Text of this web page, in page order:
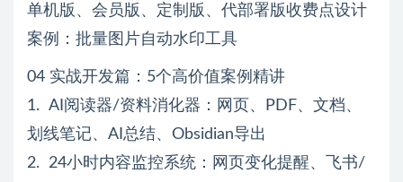
单机版、会员版、定制版、代部署版收费点设计
案例：批量图片自动水印工具
04 实战开发篇：5个高价值案例精讲
1. AI阅读器/资料消化器：网页、PDF、文档、
划线笔记、AI总结、Obsidian导出
2. 24小时内容监控系统：网页变化提醒、飞书/